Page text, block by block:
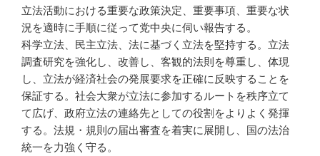
立法活動における重要な政策決定、重要事項、重要な状
況を適時に手順に従って党中央に伺い報告する。
科学立法、民主立法、法に基づく立法を堅持する。立法
調査研究を強化し、改善し、客観的法則を尊重し、体現
し、立法が経済社会の発展要求を正確に反映することを
保証する。社会大衆が立法に参加するルートを秩序立て
て広げ、政府立法の連絡先としての役割をよりよく発揮
する。法規・規則の届出審査を着実に展開し、国の法治
統一を力強く守る。